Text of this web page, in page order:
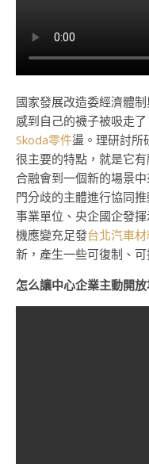
國家發展改造委經濟體
感到自己的襪子被吸走
Skoda零件盪。理研討所
很主要的特點，就是它
合融會到一個新的場景
門分歧的主體進行協同
事業單位、央企國企發
機應變充足發台北汽車
新，產生一些可復制、可
怎么讓中心企業主動開